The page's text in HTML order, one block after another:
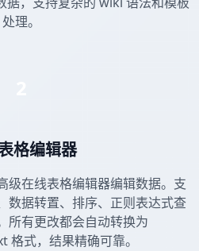
处理。
格编辑器
级在线表格编辑器编辑数据。支
数据转置、排序、正则表达式查
所有更改都会自动转换为
式，结果精确可靠。